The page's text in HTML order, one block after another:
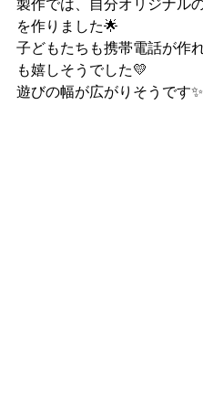
製作では、自分オリジナル
を作りました🌟
子どもたちも携帯電話が作
も嬉しそうでした💛
遊びの幅が広がりそうです✨